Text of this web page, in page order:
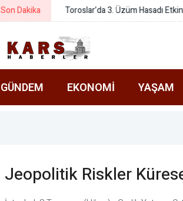
Son Dakika Toroslar’da 3. Üzüm Hasadı
GÜNDEM EKONOMI YAŞAM
Jeopolitik Riskler